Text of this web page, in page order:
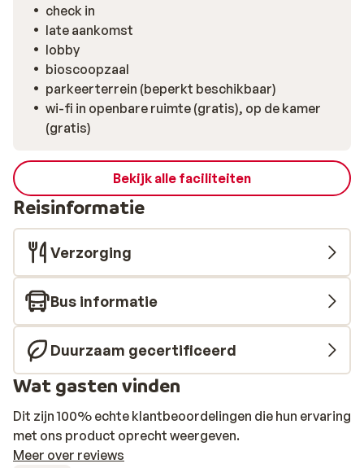
check in
late aankomst
lobby
bioscoopzaal
parkeerterrein (beperkt beschikbaar)
wi-fi in openbare ruimte (gratis), op de kamer
(gratis)
Bekijk alle faciliteiten
Reisinformatie
Verzorging
Bus informatie
Duurzaam gecertificeerd
Wat gasten vinden
Dit zijn 100% echte klantbeoordelingen die hun ervaring
met ons product oprecht weergeven.
Meer over reviews